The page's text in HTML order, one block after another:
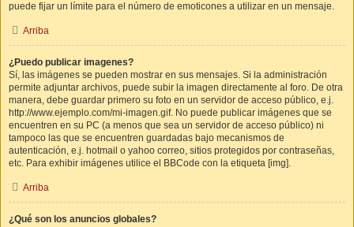
puede fijar un límite para el número de emoticones a utilizar en un mensaje.
Arriba
¿Puedo publicar imagenes?
Sí, las imágenes se pueden mostrar en sus mensajes. Si la administración
permite adjuntar archivos, puede subir la imagen directamente al foro. De otra
manera, debe guardar primero su foto en un servidor de acceso público, e.j.
http://www.ejemplo.com/mi-imagen.gif. No puede publicar imágenes que se
encuentren en su PC (a menos que sea un servidor de acceso público) ni
tampoco las que se encuentren guardadas bajo mecanismos de
autenticación, e.j. hotmail o yahoo correo, sitios protegidos por contraseñas,
etc. Para exhibir imágenes utilice el BBCode con la etiqueta [img].
Arriba
¿Qué son los anuncios globales?